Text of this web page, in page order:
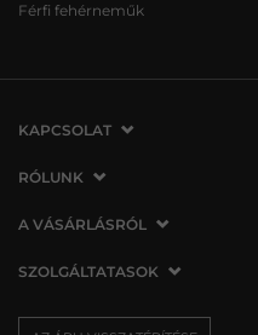
Férfi fehérneműk
KAPCSOLAT
VERMONT Services Slovakia s. r. o.
821 07 Bratislava
Szlovákia
info@vermont.hu
RÓLUNK
Cégünkről
Üzleteink
A VÁSÁRLÁSRÓL
A vásárlás menete
Az áru visszatérítése/visszáru
SZOLGÁLTATASOK
Szállítás és fizetés